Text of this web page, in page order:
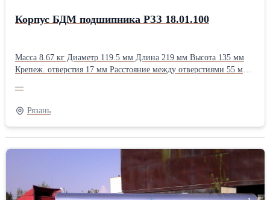
Корпус БДМ подшипника РЗЗ 18.01.100
Масса 8.67 кг Диаметр 119.5 мм Длина 219 мм Высота 135 мм
Крепеж. отверстия 17 мм Расстояние между отверстиями 55 мм
БДП-6х4МТМ БДП-8х4МТ БДП-8х4МТМ БДН-2,4х2 БДП-3,2х2
БДП-4х2 БДП-6х2 БДП-8х2
—
Рязань